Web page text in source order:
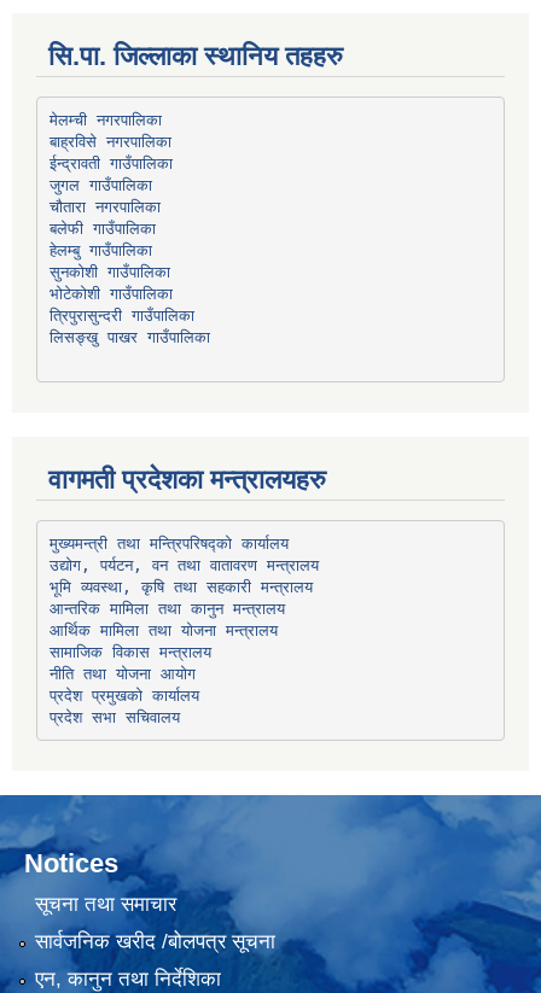
सि.पा. जिल्लाका स्थानिय तहहरु
मेलम्ची नगरपालिका
बाह्रविसे नगरपालिका
ईन्द्रावती गाउँपालिका
जुगल गाउँपालिका
चौतारा नगरपालिका
बलेफी गाउँपालिका
हेलम्बु गाउँपालिका
सुनकोशी गाउँपालिका
भोटेकोशी गाउँपालिका
त्रिपुरासुन्दरी गाउँपालिका
लिसङ्खु पाखर गाउँपालिका
वागमती प्रदेशका मन्त्रालयहरु
मुख्यमन्त्री तथा मन्त्रिपरिषद्को कार्यालय
उद्योग, पर्यटन, वन तथा वातावरण मन्त्रालय
भूमि व्यवस्था, कृषि तथा सहकारी मन्त्रालय
आन्तरिक मामिला तथा कानुन मन्त्रालय
आर्थिक मामिला तथा योजना मन्त्रालय
सामाजिक विकास मन्त्रालय
नीति तथा योजना आयोग
प्रदेश प्रमुखको कार्यालय
प्रदेश सभा सचिवालय
Notices
सूचना तथा समाचार
सार्वजनिक खरीद /बोलपत्र सूचना
एन, कानुन तथा निर्देशिका